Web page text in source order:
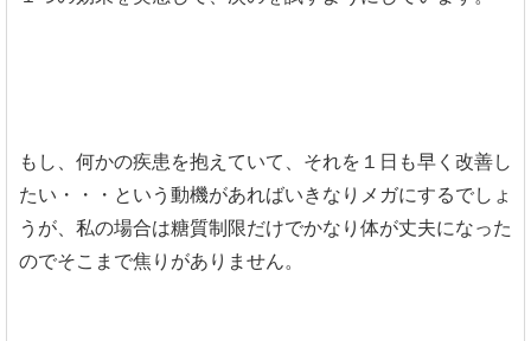
もし、何かの疾患を抱えていて、それを１日も早く改善し
たい・・・という動機があればいきなりメガにするでしょ
うが、私の場合は糖質制限だけでかなり体が丈夫になった
のでそこまで焦りがありません。